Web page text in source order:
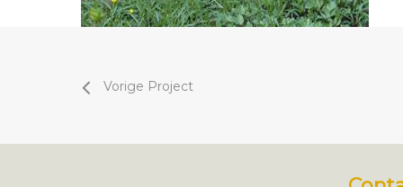
Vorige Project